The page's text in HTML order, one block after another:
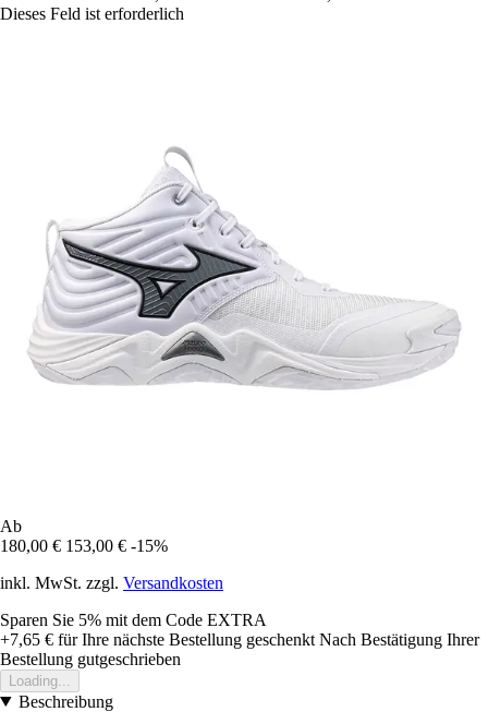
Dieses Feld ist erforderlich
Ab
180,00 € 153,00 € -15%
inkl. MwSt. zzgl. Versandkosten
Sparen Sie 5% mit dem Code EXTRA
+7,65 € für Ihre nächste Bestellung geschenkt Nach Bestätigung Ihrer
Bestellung gutgeschrieben
Loading...
Beschreibung